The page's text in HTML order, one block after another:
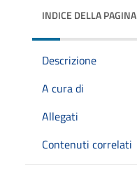
INDICE DELLA PAGINA
Descrizione
A cura di
Allegati
Contenuti correlati